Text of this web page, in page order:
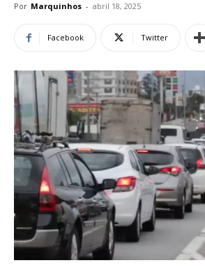
Por Marquinhos - abril 18, 2025
Facebook Twitter